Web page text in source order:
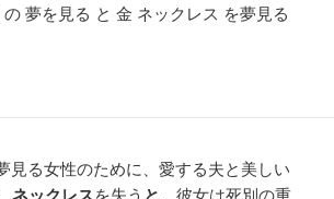
夢を見る と 金 ネックレス を夢見る
見る女性のために、愛する夫と美しい